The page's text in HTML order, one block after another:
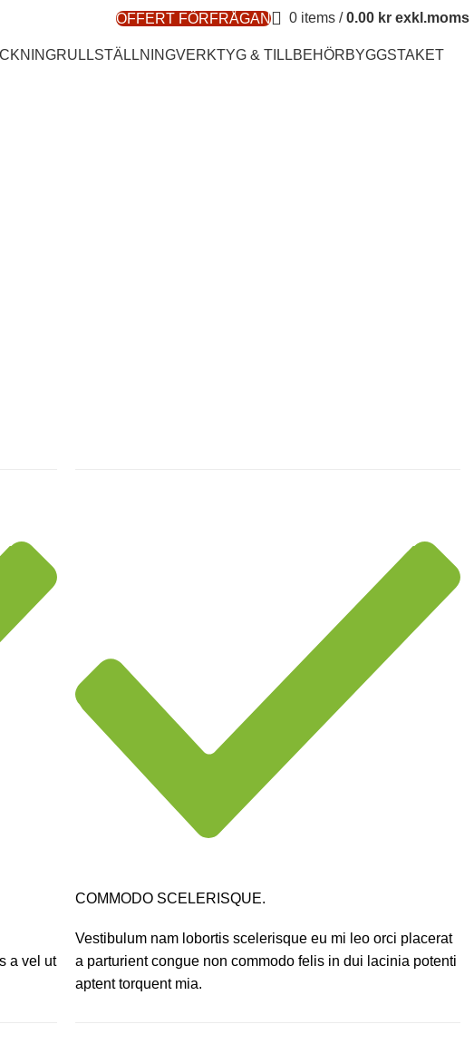
OFFERT FÖRFRÅGAN 0 items / 0.00 kr
RULLSTÄLLNINGVERKTYG & TILLBEHÖRBYGGSTAKET
a vel ut
COMMODO SCELERISQUE.
Vestibulum nam lobortis scelerisque eu mi leo orci placerat
a parturient congue non commodo felis in dui lacinia potenti
aptent torquent mia.